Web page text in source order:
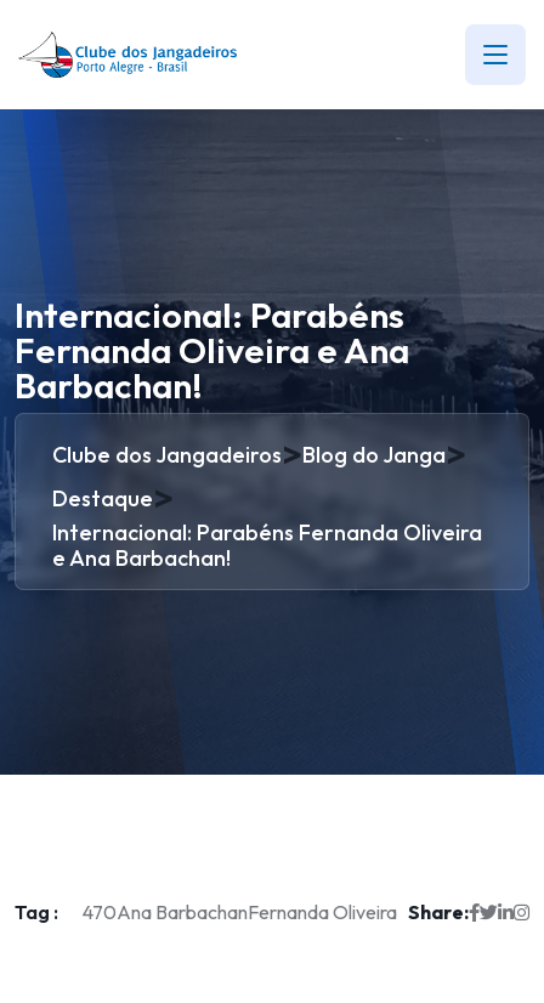
Internacional: Parabéns
Fernanda Oliveira e Ana
Barbachan!
Clube dos Jangadeiros>Blog do Janga>
Destaque>
Internacional: Parabéns Fernanda Oliveira
e Ana Barbachan!
Tag : 470Ana BarbachanFernanda Oliveira Share: